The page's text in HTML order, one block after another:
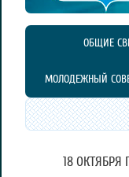
ОБЩИЕ
МОЛОДЕЖНЫЙ
18